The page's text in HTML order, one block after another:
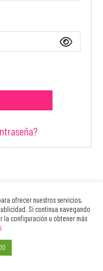
Política de Privacidad
POR FAVOR PIDA PERMISO ANTES DE
2025
ofrecer nuestros servicios,
Si continua navegando
la configuración u obtener más